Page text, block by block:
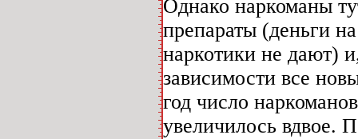
Однако наркоманы
препараты (деньги
наркотики не дают)
зависимости все
год число
увеличилось вдвое.